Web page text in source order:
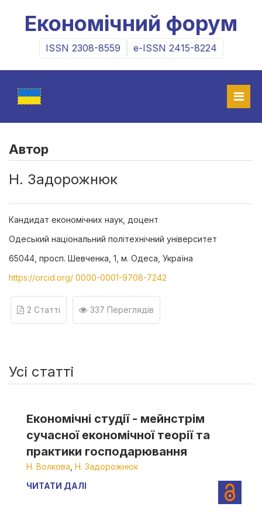
Економічний форум
ISSN 2308-8559 e-ISSN 2415-8224
Автор
Н. Задорожнюк
Кандидат економічних наук, доцент
Одеський національний політехнічний університет
65044, просп. Шевченка, 1, м. Одеса, Україна
https://orcid.org/ 0000-0001-9708-7242
2 Статті 337 Переглядів
Усі статті
Економічні студії - мейнстрім
сучасної економічної теорії та
практики господарювання
Н. Волкова Н. Задорожнюк
ЧИТАТИ ДАЛІ